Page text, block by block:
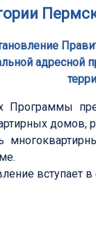
адресной
Программы
домов,
вступает